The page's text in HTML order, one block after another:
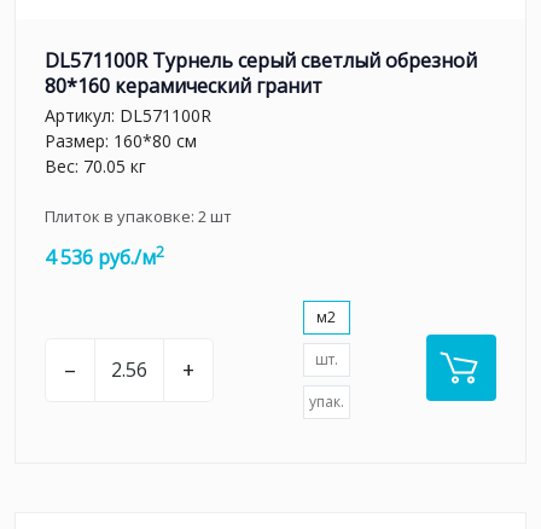
DL571100R Турнель серый светлый обрезной
80*160 керамический гранит
Артикул: DL571100R
Размер: 160*80 см
Вес: 70.05 кг
Плиток в упаковке: 2шт
4 536 руб./м2
– +
м2
шт.
упак.